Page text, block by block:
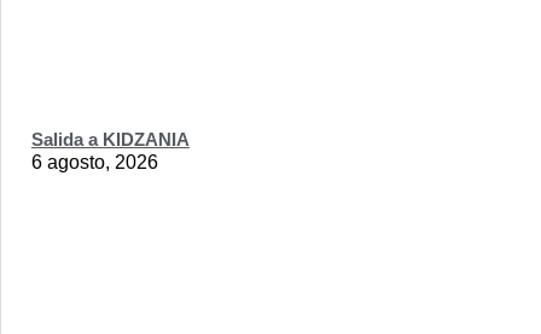
Salida a KIDZANIA
6 agosto, 2026